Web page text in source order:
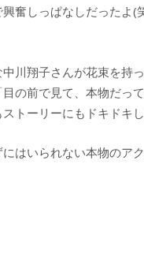
奮しっぱなしだったよ
川翔子さんが花束を持
の前で見て、本物だっ
トーリーにもドキドキ
はいられない本物のア